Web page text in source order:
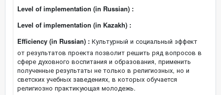
Level of implementation (in Russian) :
Level of implementation (in Kazakh) :
Efficiency (in Russian) : Культурный и социальный эффект
от результатов проекта позволит решить ряд вопросов в
сфере духовного воспитания и образования, применить
полученные результаты не только в религиозных, но и
светских учебных заведениях, в которых обучается
религиозно практикующая молодежь.